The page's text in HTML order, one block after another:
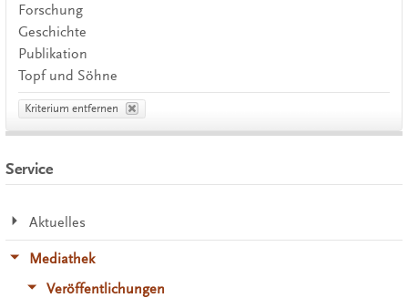
Forschung
Geschichte
Publikation
Topf und Söhne
Kriterium entfernen
Service
Aktuelles
Mediathek
Veröffentlichungen